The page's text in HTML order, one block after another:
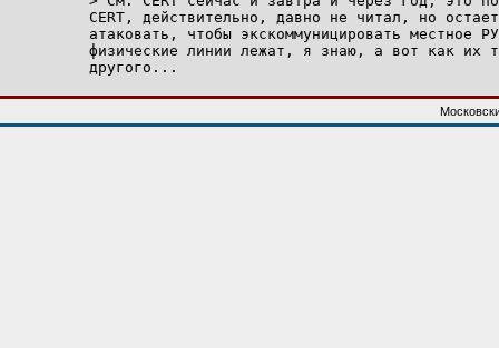
CERT, действительно, давно не читал, но
атаковать, чтобы экскоммуницировать
физические линии лежат, я знаю, а вот как их